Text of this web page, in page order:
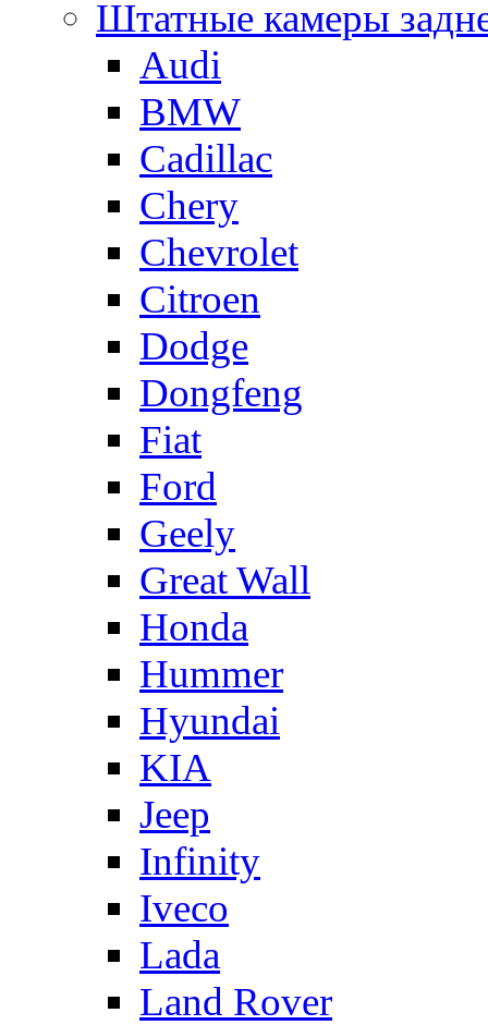
Штатные камеры
Audi
BMW
Cadillac
Chery
Chevrolet
Citroen
Dodge
Dongfeng
Fiat
Ford
Geely
Great Wall
Honda
Hummer
Hyundai
KIA
Jeep
Infinity
Iveco
Lada
Land Rover